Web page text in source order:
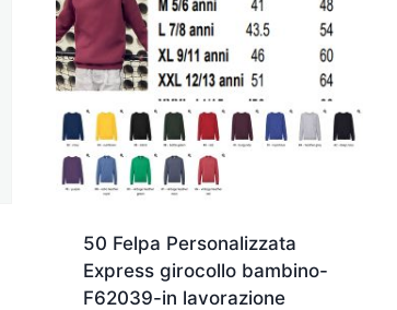
50 Felpa Personalizzata
Express girocollo bambino-
F62039-in lavorazione